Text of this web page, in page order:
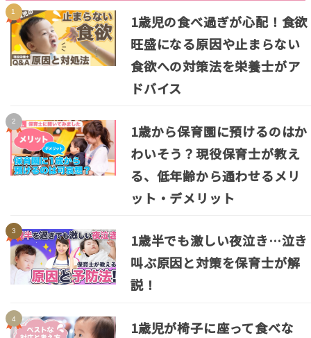
1歳児の食べ過ぎが心配！食欲
旺盛になる原因や止まらない
食欲への対策法を栄養士がア
ドバイス
1歳から保育園に預けるのはか
わいそう？現役保育士が教え
る、低年齢から通わせるメリ
ット・デメリット
1歳半でも激しい夜泣き…泣き
叫ぶ原因と対策を保育士が解
説！
1歳児が椅子に座って食べな